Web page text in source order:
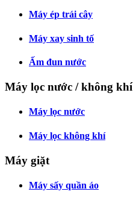
Máy ép trái cây
Máy xay sinh tố
Ấm đun nước
Máy lọc nước / không khí
Máy lọc nước
Máy lọc không khí
Máy giặt
Máy sấy quần áo